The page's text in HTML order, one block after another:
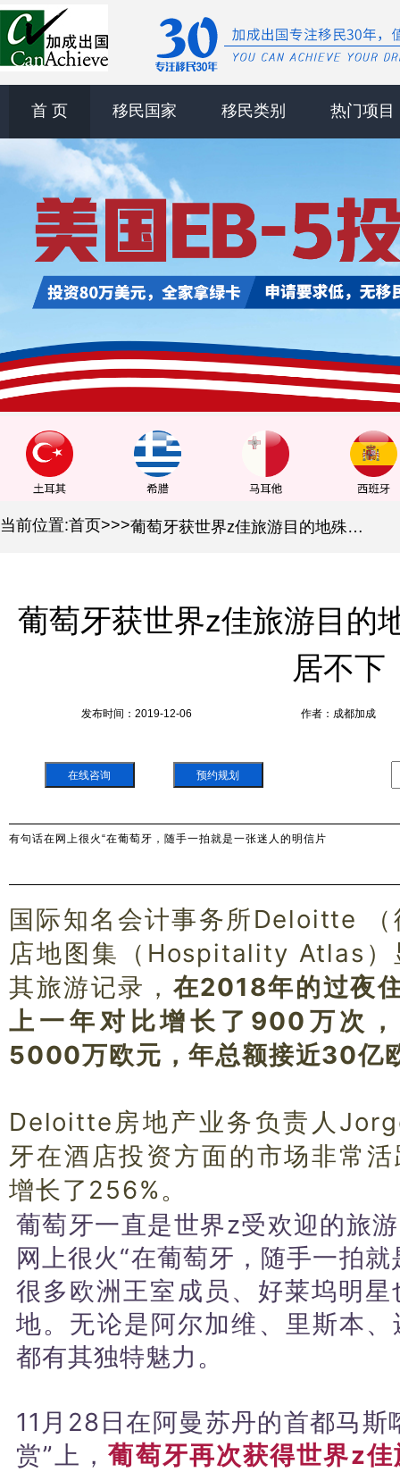
首 页 移民国家 移民类别 热门项目
当前位置:首页>>> 葡萄牙获世界z佳旅游目的地殊荣，投资热度高居不下
葡萄牙获世界z佳旅游目的
居不下
发布时间：2019-12-06 作者：成都加成
在线咨询 预约规划
有句话在网上很火“在葡萄牙，随手一拍就是一张迷人的明信片
国际知名会计事务所Deloitte
店地图集（Hospitality Atlas）
其旅游记录， 在2018年的过夜
上一年对比增长了900万次
5000万欧元，年总额接近30亿
Deloitte房地产业务负责人
牙在酒店投资方面的市场非常
增长了256%。
葡萄牙一直是世界z受欢迎的旅
网上很火“在葡萄牙，随手一拍
很多欧洲王室成员、好莱坞明
地。无论是阿尔加维、里斯本
都有其独特魅力。
11月28日在阿曼苏丹的首都马斯
赏”上，葡萄牙再次获得世界z